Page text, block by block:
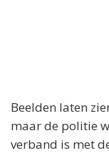
Beelden laten
maar de politie
verband is met